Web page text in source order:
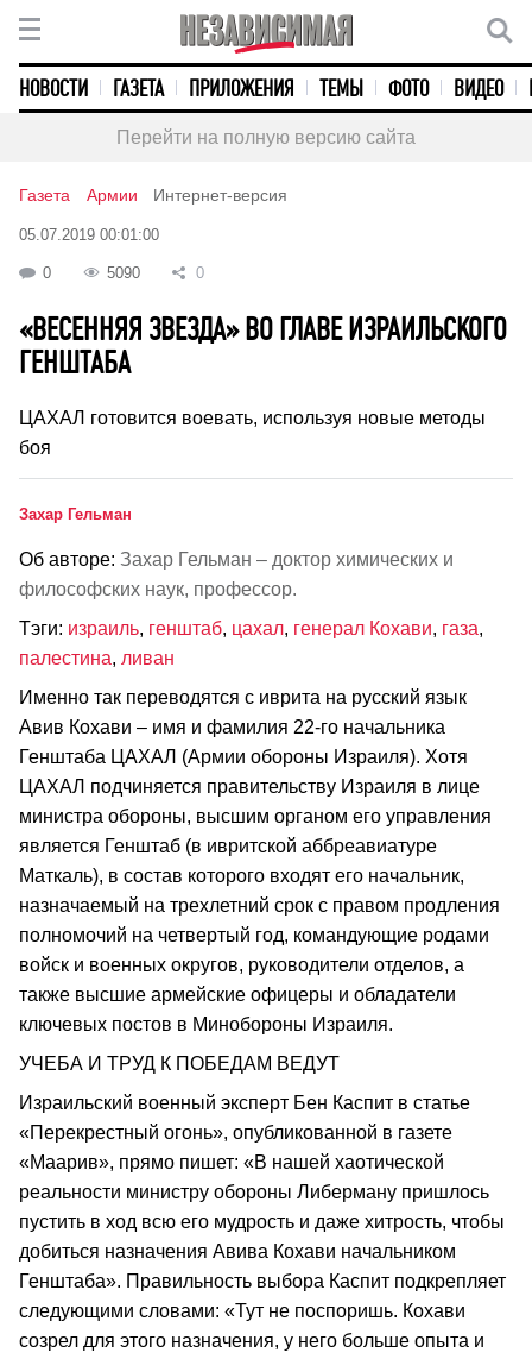
НОВОСТИ ГАЗЕТА ПРИЛОЖЕНИЯ ТЕМЫ ФОТО ВИДЕО
Перейти на полную версию сайта
Газета Армии Интернет-версия
05.07.2019 00:01:00
0 5090 0
«ВЕСЕННЯЯ ЗВЕЗДА» ВО ГЛАВЕ ИЗРАИЛЬСКОГО
ГЕНШТАБА
ЦАХАЛ готовится воевать, используя новые методы
боя
Захар Гельман
Об авторе: Захар Гельман – доктор химических и
философских наук, профессор.
Тэги: израиль, генштаб, цахал, генерал Кохави, газа,
палестина, ливан
Именно так переводятся с иврита на русский язык
Авив Кохави – имя и фамилия 22-го начальника
Генштаба ЦАХАЛ (Армии обороны Израиля). Хотя
ЦАХАЛ подчиняется правительству Израиля в лице
министра обороны, высшим органом его управления
является Генштаб (в ивритской аббреавиатуре
Маткаль), в состав которого входят его начальник,
назначаемый на трехлетний срок с правом продления
полномочий на четвертый год, командующие родами
войск и военных округов, руководители отделов, а
также высшие армейские офицеры и обладатели
ключевых постов в Минобороны Израиля.
УЧЕБА И ТРУД К ПОБЕДАМ ВЕДУТ
Израильский военный эксперт Бен Каспит в статье
«Перекрестный огонь», опубликованной в газете
«Маарив», прямо пишет: «В нашей хаотической
реальности министру обороны Либерману пришлось
пустить в ход всю его мудрость и даже хитрость, чтобы
добиться назначения Авива Кохави начальником
Генштаба». Правильность выбора Каспит подкрепляет
следующими словами: «Тут не поспоришь. Кохави
созрел для этого назначения, у него больше опыта и